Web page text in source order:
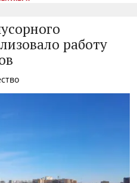
работу